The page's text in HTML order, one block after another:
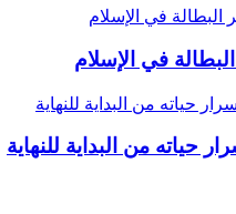
في الإسلام
حياته من البداية للنهاية